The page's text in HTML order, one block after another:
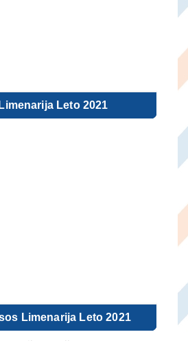
Leto 2021
Limenarija Leto 2021